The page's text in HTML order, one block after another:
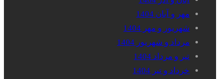
مهر و آبان 1404
شهریور و مهر 1404
مرداد و شهریور 1404
تیر و مرداد 1404
خرداد و تیر 1404